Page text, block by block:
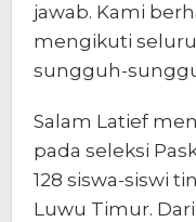
jawab. Kami
mengikuti
sungguh-
Salam Latief
pada seleksi
128 siswa-siswi
Luwu Timur.